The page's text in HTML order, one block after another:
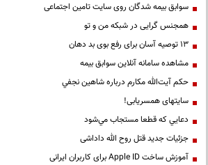
سوابق بیمه شدگان روی سایت تامین اجتماعی
همجنس گرایی در شبکه من و تو
13 توصیه آسان برای رفع بوی بد دهان
مشاهده سامانه آنلاين سوابق بیمه
حكم آيت‌الله مكارم درباره شاهين نجفي
سایتهای همسریابی!
دعايي كه قطعا مستجاب مي‌شود
جزئیات جدید قتل روح الله داداشی
آموزش ساخت Apple ID برای کاربران ایرانی